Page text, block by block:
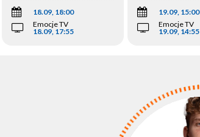
18.09, 18:00
Emocje TV
18.09, 17:55
19.09, 15:00
Emocje TV
19.09, 14:55